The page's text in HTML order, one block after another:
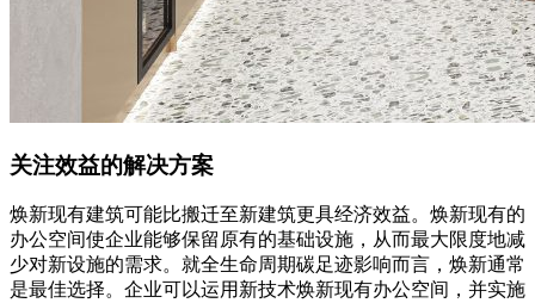
关注效益的解决方案
焕新现有建筑可能比搬迁至新建筑更具经济效益。焕新现有的
办公空间使企业能够保留原有的基础设施，从而最大限度地减
少对新设施的需求。就全生命周期碳足迹影响而言，焕新通常
是最佳选择。企业可以运用新技术焕新现有办公空间，并实施